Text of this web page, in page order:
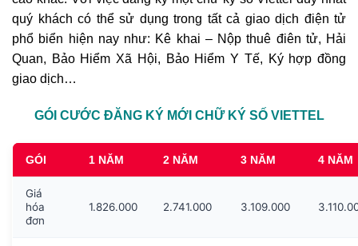
quý khách có thể sử dụng trong tất cả giao dịch điện tử
phổ biển hiện nay như: Kê khai – Nộp thuê điên tử, Hải
Quan, Bảo Hiểm Xã Hội, Bảo Hiểm Y Tế, Ký hợp đồng
giao dịch…
GÓI CƯỚC ĐĂNG KÝ MỚI CHỮ KÝ SỐ VIETTEL
GÓI 1 NĂM 2 NĂM 3 NĂM 4 NĂM
Giá
hóa
đơn
1.826.000 2.741.000 3.109.000